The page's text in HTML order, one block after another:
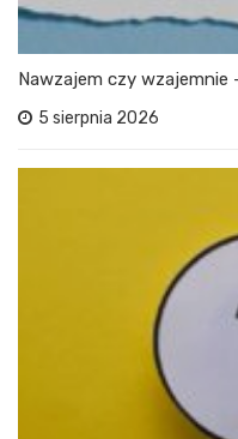
Nawzajem czy wzajemnie
5 sierpnia 2026